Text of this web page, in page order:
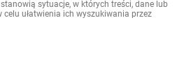
sytuacje, w których treści, dane lub
ułatwienia ich wyszukiwania przez